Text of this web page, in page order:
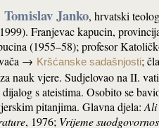
Janko, hrvatski
Franjevac kapucin,
(1955–58); profesor
→ Kršćanske sadašnjosti;
nauk vjere. Sudjelovao na II.
s ateistima. Osobito se
pitanjima. Glavna djela: Ali
, 1976; Vrijeme